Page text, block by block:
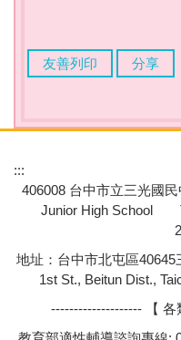
友善列印 分享
:::
406008 台中市立三光國
Junior High School
地址：台中市北屯區
1st St., Beitun Dist.,
-------------------- 【